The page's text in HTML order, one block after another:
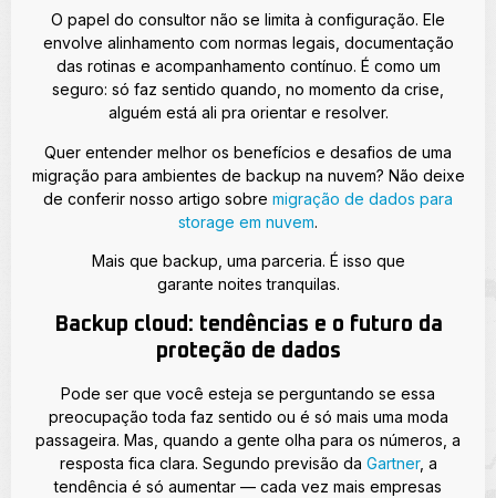
O papel do consultor não se limita à configuração. Ele
envolve alinhamento com normas legais, documentação
das rotinas e acompanhamento contínuo. É como um
seguro: só faz sentido quando, no momento da crise,
alguém está ali pra orientar e resolver.
Quer entender melhor os benefícios e desafios de uma
migração para ambientes de backup na nuvem? Não deixe
de conferir nosso artigo sobre migração de dados para
storage em nuvem.
Mais que backup, uma parceria. É isso que
garante noites tranquilas.
Backup cloud: tendências e o futuro da
proteção de dados
Pode ser que você esteja se perguntando se essa
preocupação toda faz sentido ou é só mais uma moda
passageira. Mas, quando a gente olha para os números, a
resposta fica clara. Segundo previsão da Gartner, a
tendência é só aumentar — cada vez mais empresas